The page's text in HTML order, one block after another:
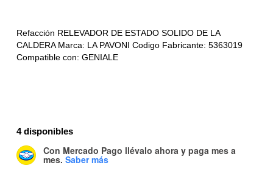
Refacción RELEVADOR DE ESTADO SOLIDO DE LA
CALDERA Marca: LA PAVONI Codigo Fabricante: 5363019
Compatible con: GENIALE
4 disponibles
Con Mercado Pago llévalo ahora y paga mes a
mes. Saber más